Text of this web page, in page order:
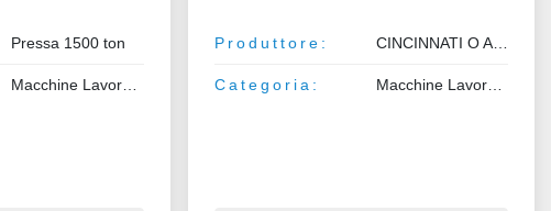
Pressa 1500 ton Produttore: CINCINNATI O ALTRA MARCA
Categoria: Macchine Lavorazione Metalli